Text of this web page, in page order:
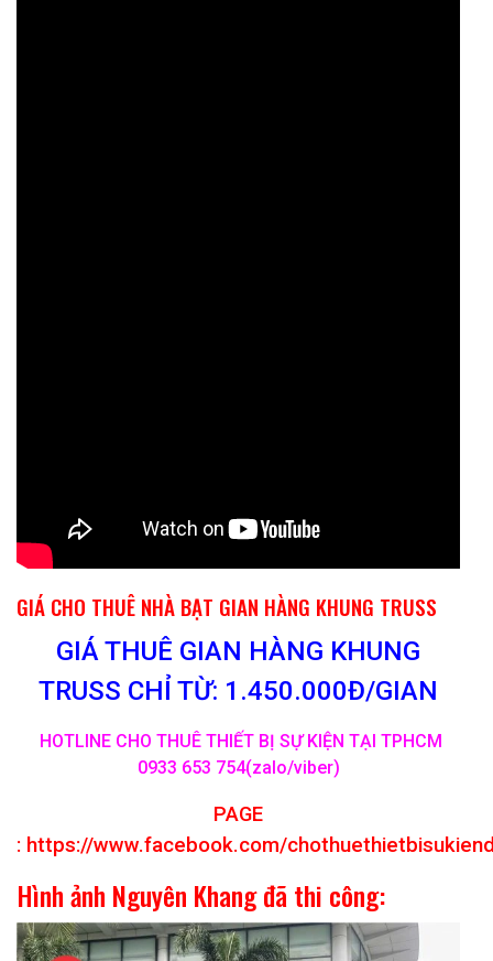
GIÁ CHO THUÊ NHÀ BẠT GIAN HÀNG KHUNG TRUSS
GIÁ THUÊ GIAN HÀNG KHUNG
TRUSS CHỈ TỪ: 1.450.000Đ/GIAN
HOTLINE CHO THUÊ THIẾT BỊ SỰ KIỆN TẠI TPHCM
0933 653 754(zalo/viber)
PAGE
: https://www.facebook.com/
Hình ảnh Nguyên Khang đã thi công: